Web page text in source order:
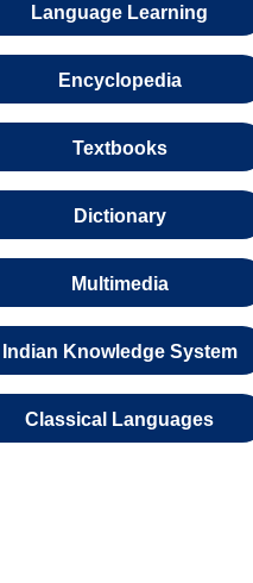
Language Learning
Encyclopedia
Textbooks
Dictionary
Multimedia
Indian Knowledge System
Classical Languages